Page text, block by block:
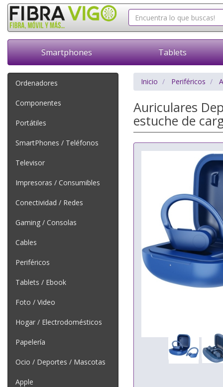
Smartphones Tablets
Ordenadores
Componentes
Portátiles
SmartPhones / Teléfonos
Televisor
Impresoras / Consumibles
Conectividad / Redes
Gaming / Consolas
Cables
Periféricos
Tablets / Ebook
Foto / Video
Hogar / Electrodomésticos
Papelería
Ocio / Deportes / Mascotas
Apple
Inicio Periféricos
Auriculares
estuche de